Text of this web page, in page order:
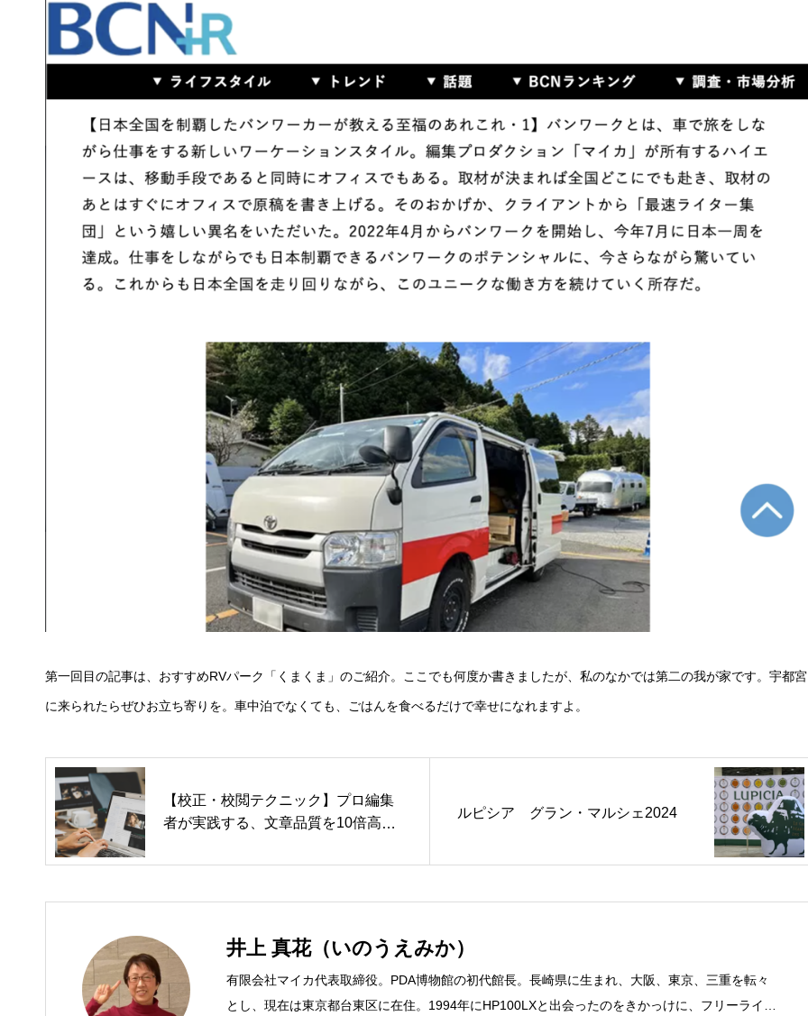
第一回目の記事は、おすすめRVパーク「くまくま」のご紹介。ここでも何度か書きましたが、私のなかでは第二の我が家です。宇都宮
に来られたらぜひお立ち寄りを。車中泊でなくても、ごはんを食べるだけで幸せになれますよ。
【校正・校閲テクニック】プロ編集
者が実践する、文章品質を10倍高め
ルピシア グラン・マルシェ2024
井上 真花（いのうえみか）
有限会社マイカ代表取締役。PDA博物館の初代館長。長崎県に生まれ、大阪、東京、三重を転々
とし、現在は東京都台東区に在住。1994年にHP100LXと出会ったのをきかっけに、フリーライタ